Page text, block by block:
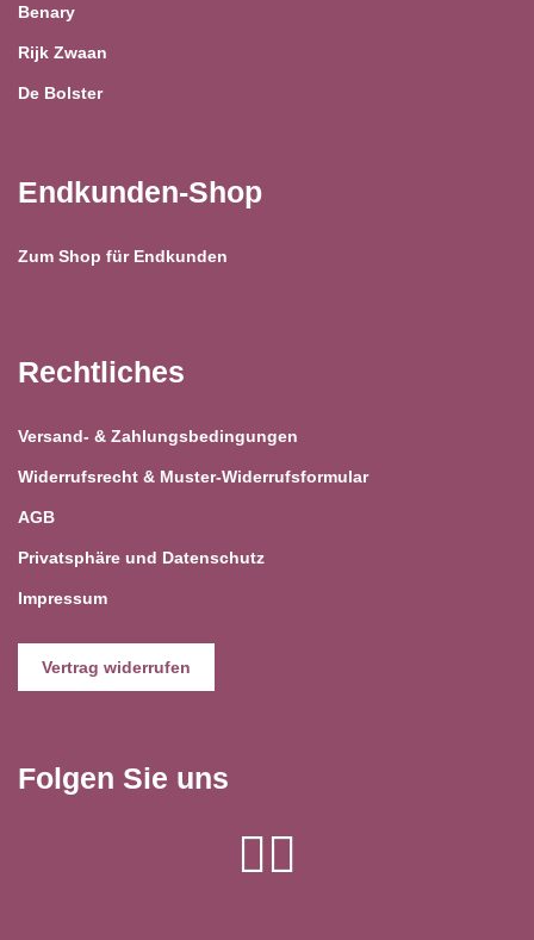
Benary
Rijk Zwaan
De Bolster
Endkunden-Shop
Zum Shop für Endkunden
Rechtliches
Versand- & Zahlungsbedingungen
Widerrufsrecht & Muster-Widerrufsformular
AGB
Privatsphäre und Datenschutz
Impressum
Vertrag widerrufen
Folgen Sie uns